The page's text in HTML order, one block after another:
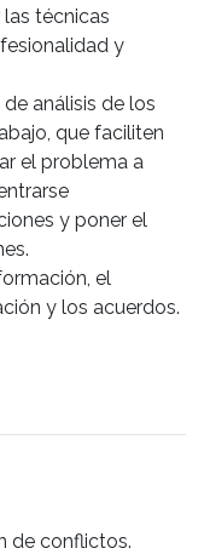
técnicas
y
análisis de los
que faciliten
el problema a
y poner el
el
y los acuerdos.
de conflictos.